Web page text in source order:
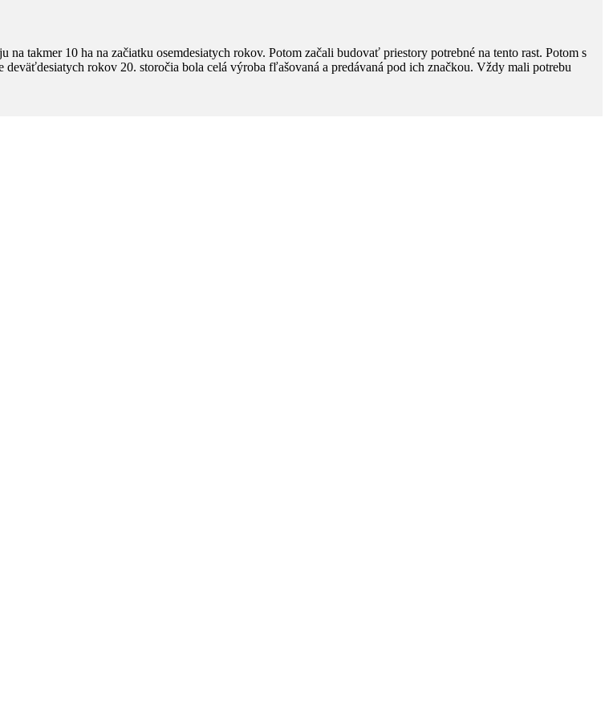
takmer 10 ha na začiatku osemdesiatych rokov. Potom začali budovať priestory potrebné na tento rast. Potom s
rokov 20. storočia bola celá výroba fľašovaná a predávaná pod ich značkou. Vždy mali potrebu